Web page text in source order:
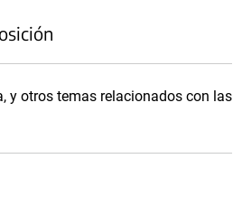
y otros temas relacionados con las